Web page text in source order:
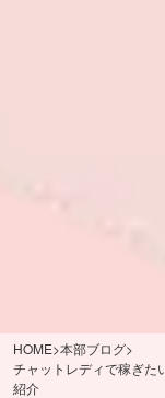
HOME>本部ブログ>
チャットレディで稼ぎた
紹介